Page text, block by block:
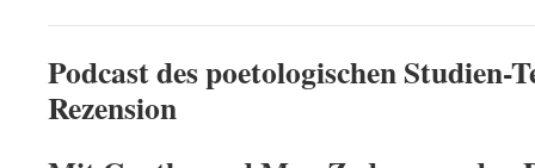
Podcast des poetologischen Studien-
Rezension